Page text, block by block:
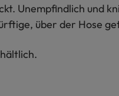
Unempfindlich und
über der Hose